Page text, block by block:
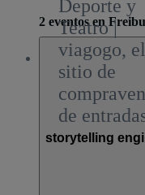
Deporte y
Teatro |
viagogo, el
sitio de
de
2 eventos en
storytelling